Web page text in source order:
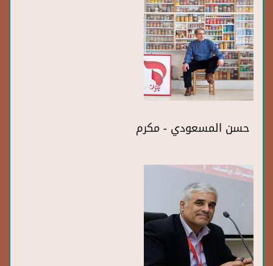
حسن المسعودي - مكرم